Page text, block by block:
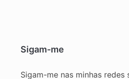
Sigam-me
Sigam-me nas minhas redes